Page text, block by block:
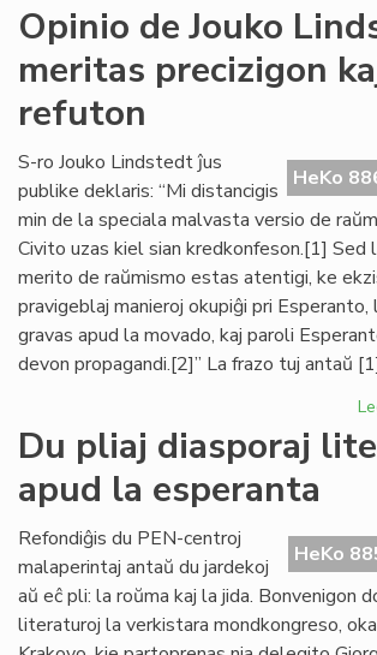
Opinio de Jouko
meritas precizigon
refuton
HeKo
S-ro Jouko Lindstedt ĵus
publike deklaris: “Mi distancigis
min de la speciala malvasta versio de
Civito uzas kiel sian kredkonfeson.[1] Sed
merito de raŭmismo estas atentigi, ke
pravigeblaj manieroj okupiĝi pri Esperanto,
gravas apud la movado, kaj paroli
devon propagandi.[2]” La frazo tuj antaŭ
Du pliaj diasporaj
apud la esperanta
HeKo
Refondiĝis du PEN-centroj
malaperintaj antaŭ du jardekoj
aŭ eĉ pli: la roŭma kaj la jida. Bonvenigon
literaturoj la verkistara mondkongreso,